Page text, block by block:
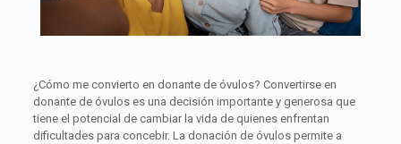
¿Cómo me convierto en donante de óvulos? Convertirse en
donante de óvulos es una decisión importante y generosa que
tiene el potencial de cambiar la vida de quienes enfrentan
dificultades para concebir. La donación de óvulos permite a